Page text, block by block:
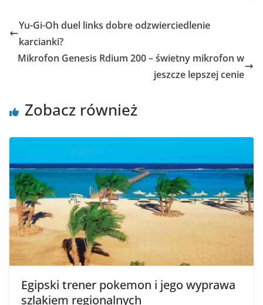
Yu-Gi-Oh duel links dobre odzwierciedlenie
karcianki?
Mikrofon Genesis Rdium 200 – świetny mikrofon w
jeszcze lepszej cenie
Zobacz również
Egipski trener pokemon i jego wyprawa
szlakiem regionalnych